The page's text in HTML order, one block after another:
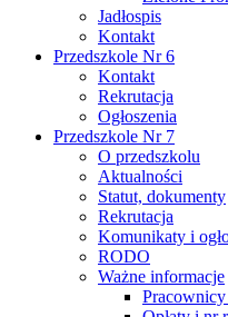
Jadłospis
Kontakt
Przedszkole Nr 6
Kontakt
Rekrutacja
Ogłoszenia
Przedszkole Nr 7
O przedszkolu
Aktualności
Statut, dokumenty
Rekrutacja
Komunikaty i
RODO
Ważne informacje